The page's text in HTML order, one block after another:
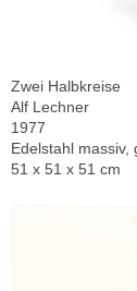
Zwei Halbkreise
Alf Lechner
1977
Edelstahl
51 x 51 x 51 cm